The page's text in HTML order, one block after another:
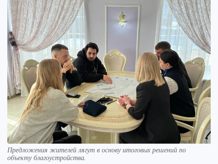
Предложения жителей лягут в основу итоговых решений по
объекту благоустройства.